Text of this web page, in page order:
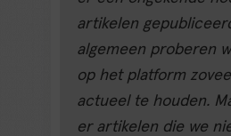
artikelen
algemeen proberen
op het platform
actueel te houden.
er artikelen die we